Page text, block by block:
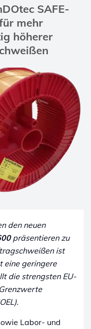
SAFE-
mehr
höherer
den neuen
präsentieren zu
ist
eine geringere
die strengsten EU-
Labor- und